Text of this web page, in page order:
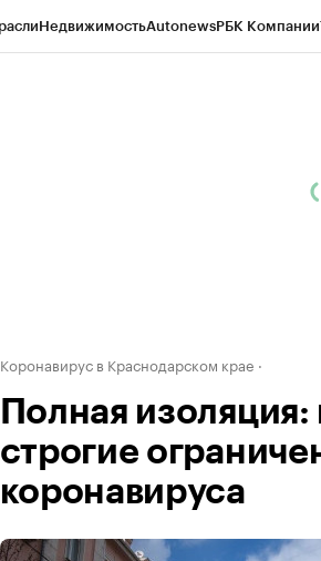
НедвижимостьAutonewsРБК Компании
Коронавирус в Краснодарском крае
Полная изоляция:
строгие
коронавируса